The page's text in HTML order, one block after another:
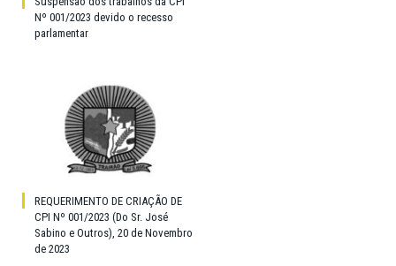
Nº 001/2023 devido o recesso
parlamentar
REQUERIMENTO DE CRIAÇÃO DE
CPI Nº 001/2023 (Do Sr. José
Sabino e Outros), 20 de Novembro
de 2023